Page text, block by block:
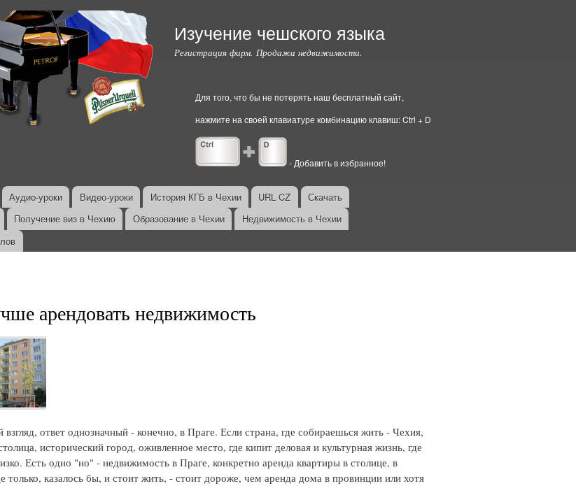
Перейти к
основному
содержанию
Изучение чешского языка
Регистрация фирм. Продажа недвижимости.
Для того, что бы не потерять наш бесплатный сайт,
нажмите на своей клавиатуре комбинацию клавиш: Ctrl + D
- Добавить в избранное!
Аудио-уроки Видео-уроки История КГБ в Чехии URL CZ
Скачать
Получение виз в Чехию Образование в Чехии
Недвижимость в Чехии
арендовать недвижимость
ответ однозначный - конечно, в Праге. Если страна, где собираешься жить - Чехия,
исторический город, оживленное место, где кипит деловая и культурная жизнь, где
Есть одно "но" - недвижимость в Праге, конкретно аренда квартиры в столице, в
только, казалось бы, и стоит жить, - стоит дороже, чем аренда дома в провинции или хотя